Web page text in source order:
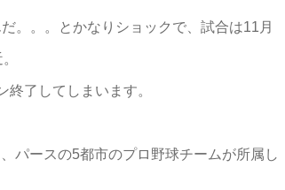
。。。とかなりショックで、試合は11月
了してしまいます。
パースの5都市のプロ野球チームが所属し